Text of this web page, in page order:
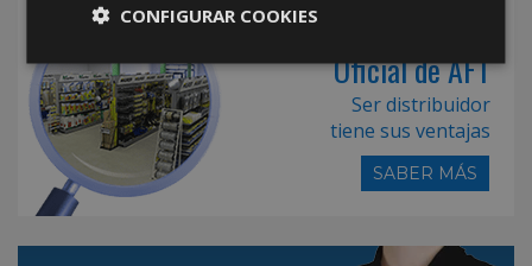
Hazte Distribuidor
Oficial de AFT
Ser distribuidor
tiene sus ventajas
SABER MÁS
CONFIGURAR COOKIES